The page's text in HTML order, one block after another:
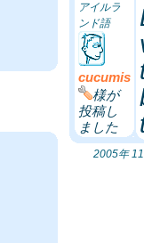
アイルラ
ンド語
cucumis
様が
投稿し
ました
2005年